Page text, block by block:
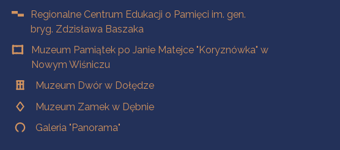
Regionalne Centrum Edukacji o Pamięci im. gen.
bryg. Zdzisława Baszaka
Muzeum Pamiątek po Janie Matejce "Koryznówka" w
Nowym Wiśniczu
Muzeum Dwór w Dołędze
Muzeum Zamek w Dębnie
Galeria "Panorama"